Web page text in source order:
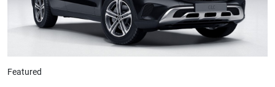
Featured